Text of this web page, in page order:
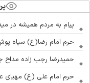
پیام به مردم همیشه در
حرم امام رضا(ع) سیاه
حمیدرضا رجب زاده مداح
حرم امام علی (ع) مهیای